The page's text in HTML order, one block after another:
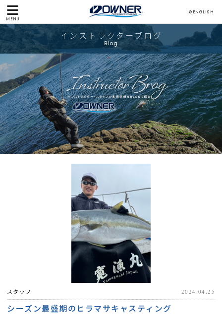
MENU
ENGLISH
インストラクターブログ
Blog
スタッフ 2024.04.25
シーズン最盛期のヒラマサキャスティング